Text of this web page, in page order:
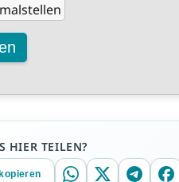
HIER TEILEN?